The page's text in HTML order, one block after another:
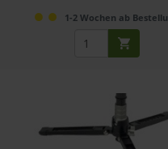
1-2 Wochen ab